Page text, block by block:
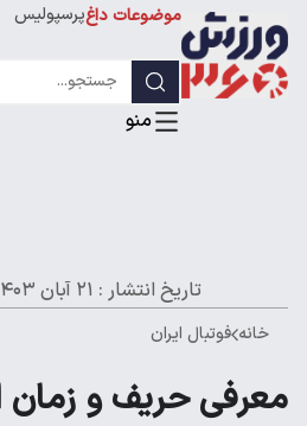
موضوعات داغپرسپولیس
لیگ قهرمانان
تاریخ انتشار : ۲۱ آبان ۱۴۰۳ - ۱۹:۰۰
خانه فوتبال ایران
معرفی حریف و زمان